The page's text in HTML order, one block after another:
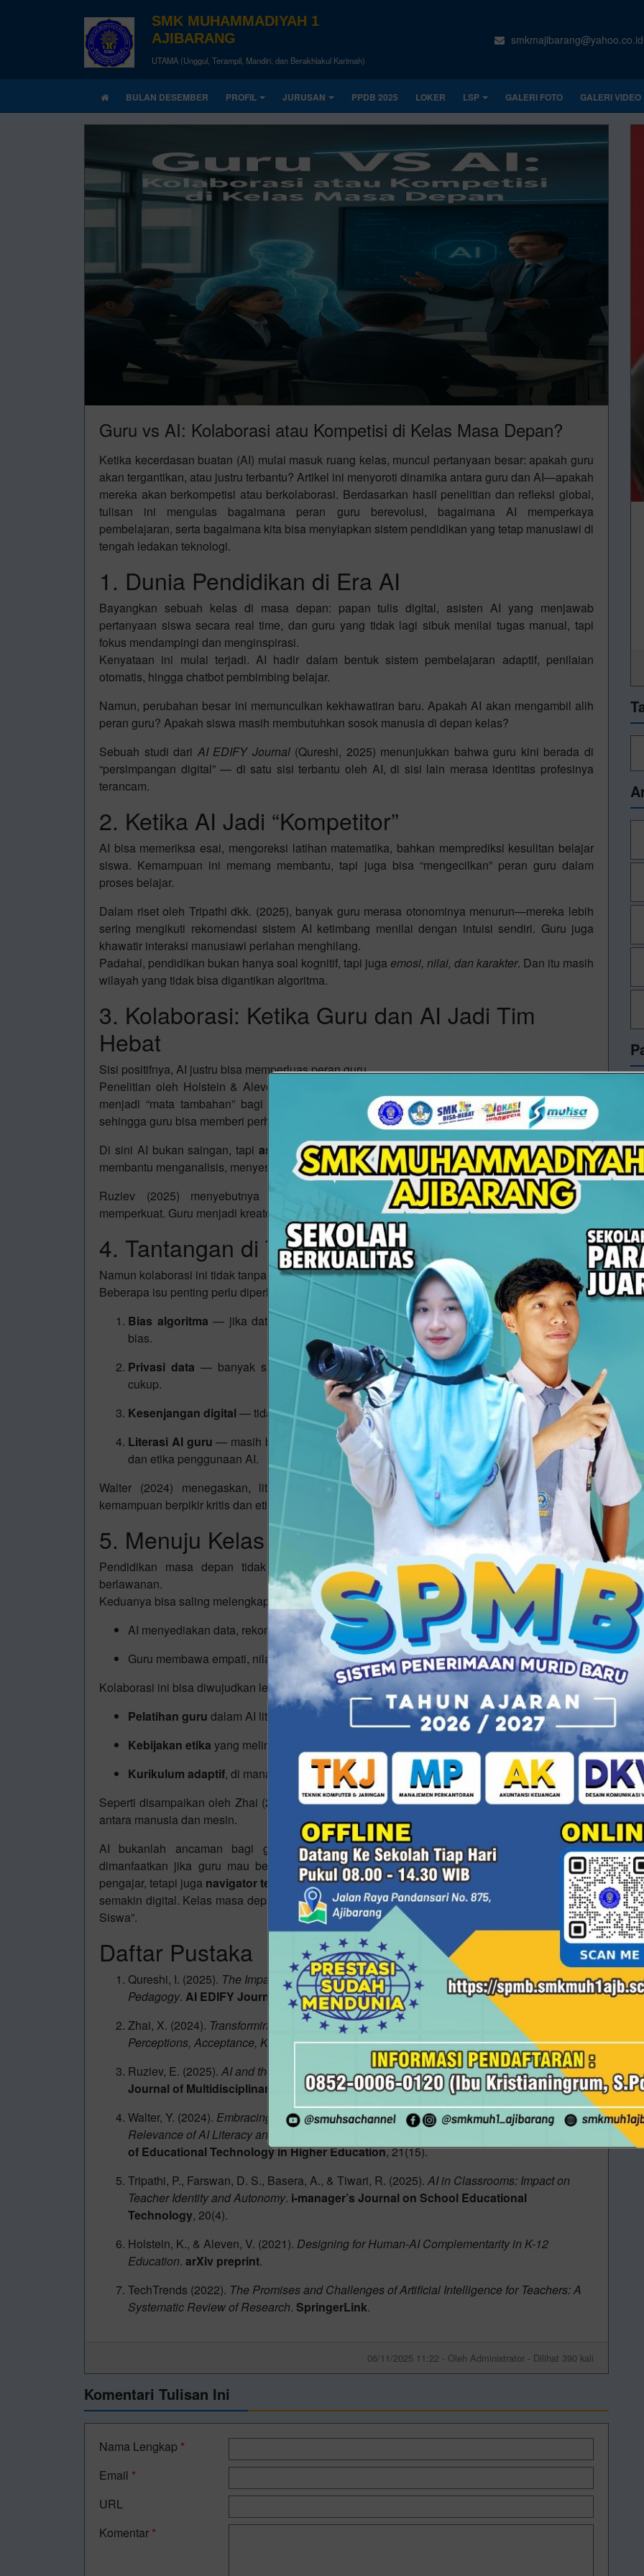
SMK MUHAMMADIYAH 1
AJIBARANG
UTAMA (Unggul, Terampil, Mandiri, dan Berakhlakul Karimah)
smkmajibarang@yahoo.co.id
BULAN DESEMBER PROFIL JURUSAN PPDB 2025 LOKER LSP GALERI FOTO GALERI VIDEO
Guru vs AI: Kolaborasi atau Kompetisi di Kelas Masa Depan?
Ketika kecerdasan buatan (AI) mulai masuk ruang kelas, muncul pertanyaan besar: apakah guru
akan tergantikan, atau justru terbantu? Artikel ini menyoroti dinamika antara guru dan AI—apakah
mereka akan berkompetisi atau berkolaborasi. Berdasarkan hasil penelitian dan refleksi global,
tulisan ini mengulas bagaimana peran guru berevolusi, bagaimana AI memperkaya
pembelajaran, serta bagaimana kita bisa menyiapkan sistem pendidikan yang tetap manusiawi di
tengah ledakan teknologi.
1. Dunia Pendidikan di Era AI
Bayangkan sebuah kelas di masa depan: papan tulis digital, asisten AI yang menjawab
pertanyaan siswa secara real time, dan guru yang tidak lagi sibuk menilai tugas manual, tapi
fokus mendampingi dan menginspirasi.
Kenyataan ini mulai terjadi. AI hadir dalam bentuk sistem pembelajaran adaptif, penilaian
otomatis, hingga chatbot pembimbing belajar.
Namun, perubahan besar ini memunculkan kekhawatiran baru. Apakah AI akan mengambil alih
peran guru? Apakah siswa masih membutuhkan sosok manusia di depan kelas?
Sebuah studi dari AI EDIFY Journal(Qureshi, 2025) menunjukkan bahwa guru kini berada di
“persimpangan digital” — di satu sisi terbantu oleh AI, di sisi lain merasa identitas profesinya
terancam.
2. Ketika AI Jadi “Kompetitor”
AI bisa memeriksa esai, mengoreksi latihan matematika, bahkan memprediksi kesulitan belajar
siswa. Kemampuan ini memang membantu, tapi juga bisa “mengecilkan” peran guru dalam
proses belajar.
Dalam riset oleh Tripathi dkk. (2025), banyak guru merasa otonominya menurun—mereka lebih
sering mengikuti rekomendasi sistem AI ketimbang menilai dengan intuisi sendiri. Guru juga
khawatir interaksi manusiawi perlahan menghilang.
Padahal, pendidikan bukan hanya soal kognitif, tapi jugaemosi, nilai, dan karakter. Dan itu masih
wilayah yang tidak bisa digantikan algoritma.
3. Kolaborasi: Ketika Guru dan AI Jadi Tim
Hebat
Sisi positifnya, AI justru bisa memperluas peran guru.
Penelitian oleh Holstein & Aleven (2021) dengan proyek
menjadi “mata tambahan” bagi guru: memberikan data real-time tentang pemahaman siswa,
sehingga guru bisa memberi perhatian lebih cepat pada siswa yang tertinggal.
Di sini AI bukan saingan, tapiasisten cerdas. Guru tetap menjadi pengarah utama—AI hanya
membantu menganalisis, menyesuaikan, dan memperkaya pengalaman belajar.
Ruziev (2025) menyebutnya
automation vs augmentation
: bukan menggantikan, tapi
memperkuat. Guru menjadi kreator pembelajaran, sementara AI menangani hal-hal repetitif.
4. Tantangan di Tengah Transformasi
Namun kolaborasi ini tidak tanpa risiko.
Beberapa isu penting perlu diperhatikan:
Bias algoritma — jika data pelatihannya tidak seimbang, AI bisa menilai siswa dengan
bias.
Privasi data — banyak sistem AI mengumpulkan data siswa tanpa transparansi yang
cukup.
Kesenjangan digital — tidak semua sekolah memiliki infrastruktur AI yang memadai.
Literasi AI guru — masih banyak guru yang belum mendapat pelatihan tentang cara kerja
dan etika penggunaan AI.
Walter (2024) menegaskan, literasi AI bukan hanya soal kemampuan teknis, tapi juga
kemampuan berpikir kritis dan etis dalam menggunakan teknologi.
5. Menuju Kelas Human-AI
Pendidikan masa depan tidak seharusnya menempatkan guru dan AI di dua sisi yang
berlawanan.
Keduanya bisa saling melengkapi:
AI menyediakan data, rekomendasi, dan personalisasi belajar.
Guru membawa empati, nilai, dan makna.
Kolaborasi ini bisa diwujudkan lewat:
Pelatihan guru dalam AI literacy dan prompt engineering.
Kebijakan etika yang melindungi privasi siswa.
Kurikulum adaptif, di mana AI membantu guru memahami gaya belajar setiap siswa.
Seperti disampaikan oleh Zhai (2024), masa depan pendidikan adalah masa depanco-learning
antara manusia dan mesin.
AI bukanlah ancaman bagi guru—ia adalah peluang. Namun peluang itu hanya bisa
dimanfaatkan jika guru mau beradaptasi dan terus belajar. Guru masa depan bukan hanya
pengajar, tetapi juga navigator teknologi dan penjaga nilai kemanusiaan
di ruang belajar yang
semakin digital. Kelas masa depan seharusnya bukan “AI vs Guru”, tapi “AI bersama Guru, untuk
Siswa”.
Daftar Pustaka
Qureshi, I. (2025). The Impact of AI on Teacher Roles: Towards a Collaborative Human-AI
Pedagogy. AI EDIFY Journal
, 2(1).
Zhai, X. (2024). Transforming Teachers’ Roles and Agencies in the Era of Generative AI:
Perceptions, Acceptance, Knowledge, and Practices.arXiv preprint.
Ruziev, E. (2025). AI and the Future of Teacher Roles: Automation vs. Augmentation.
Journal of Multidisciplinary Bulletin.
Walter, Y. (2024). Embracing the Future of Artificial Intelligence in the Classroom: The
Relevance of AI Literacy and Critical Thinking in Modern Education
of Educational Technology in Higher Education, 21(15).
Tripathi, P., Farswan, D. S., Basera, A., & Tiwari, R. (2025). AI in Classrooms: Impact on
Teacher Identity and Autonomy. i-manager’s Journal on School Educational
Technology, 20(4).
Holstein, K., & Aleven, V. (2021). Designing for Human-AI Complementarity in K-12
Education. arXiv preprint.
TechTrends (2022). The Promises and Challenges of Artificial Intelligence for Teachers: A
Systematic Review of Research. SpringerLink.
06/11/2025 11:22 - Oleh Administrator - Dilihat 390 kali
Komentari Tulisan Ini
Nama Lengkap *
Email *
URL
Komentar *